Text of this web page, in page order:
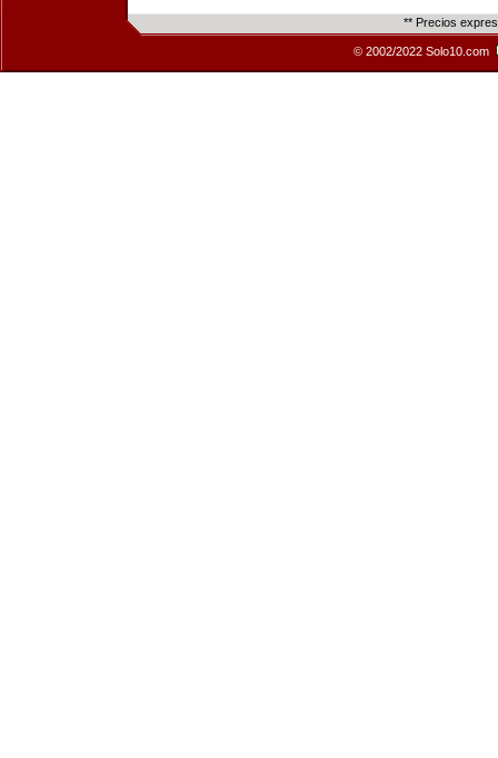
** Precios
© 2002/2022 Solo10.com